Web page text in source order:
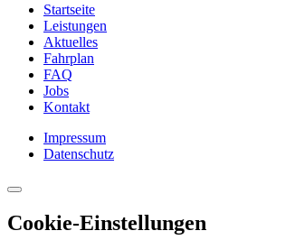
Startseite
Leistungen
Aktuelles
Fahrplan
FAQ
Jobs
Kontakt
Impressum
Datenschutz
Cookie-Einstellungen